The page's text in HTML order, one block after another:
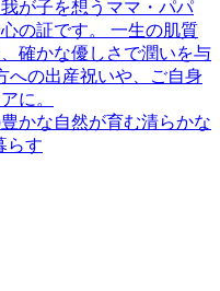
かな自然が育む清らかな
らす